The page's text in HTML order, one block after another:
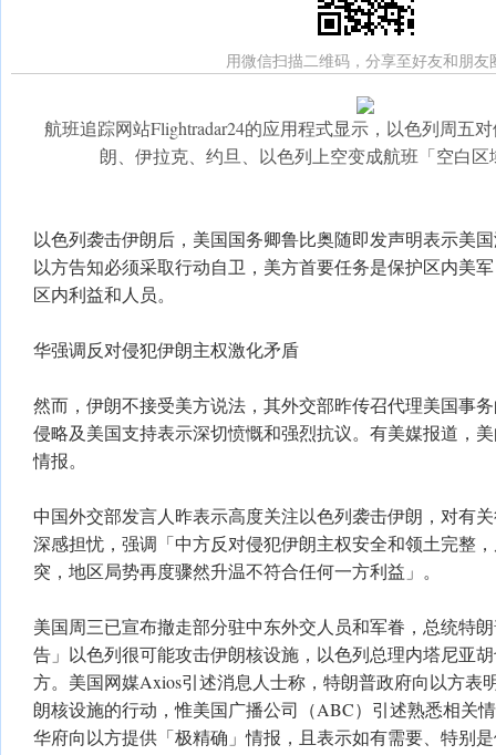
用微信扫描二维码，分享至好友和朋友
航班追踪网站Flightradar24的应用程式显示，以色列周五
朗、伊拉克、约旦、以色列上空变成航班「空白
以色列袭击伊朗后，美国国务卿鲁比奥随即发声明表示美
以方告知必须采取行动自卫，美方首要任务是保护区内美
区内利益和人员。
华强调反对侵犯伊朗主权激化矛盾
然而，伊朗不接受美方说法，其外交部昨传召代理美国事
侵略及美国支持表示深切愤慨和强烈抗议。有美媒报道，
情报。
中国外交部发言人昨表示高度关注以色列袭击伊朗，对有
深感担忧，强调「中方反对侵犯伊朗主权安全和领土完整
突，地区局势再度骤然升温不符合任何一方利益」。
美国周三已宣布撤走部分驻中东外交人员和军眷，总统特
告」以色列很可能攻击伊朗核设施，以色列总理内塔尼亚
方。美国网媒Axios引述消息人士称，特朗普政府向以方表
朗核设施的行动，惟美国广播公司（ABC）引述熟悉相关
华府向以方提供「极精确」情报，且表示如有需要、特别